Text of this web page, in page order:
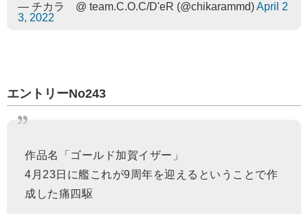
— チカラ @ team.C.O.C/D'eR (@chikarammd)April 2
3, 2022
エントリーNo243
作品名「ゴールド加賀イザー」
4月23日に艦これが9周年を迎えるということで作
成した痛四駆